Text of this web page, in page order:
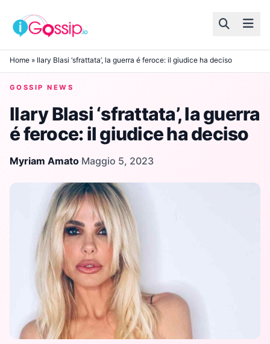
Skip to content
Home » Ilary Blasi ‘sfrattata’, la guerra é feroce: il giudice ha deciso
GOSSIP NEWS
Ilary Blasi ‘sfrattata’, la guerra
é feroce: il giudice ha deciso
Myriam Amato·Maggio 5, 2023